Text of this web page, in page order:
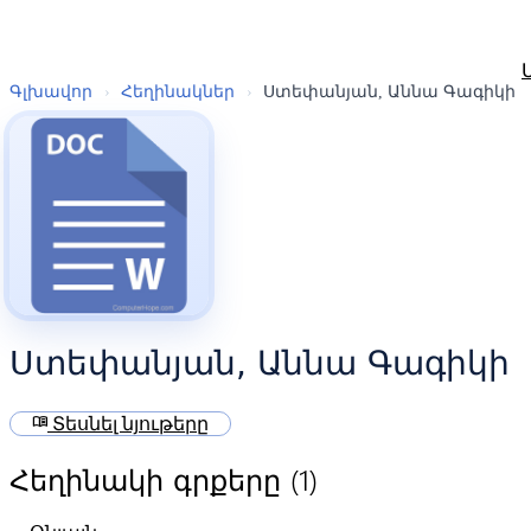
Գլխավոր › Հեղինակներ › Ստեփանյան, Աննա Գագիկի
Ստեփանյան, Աննա Գագիկի
menu_book Տեսնել նյութերը
Հեղինակի գրքերը (1)